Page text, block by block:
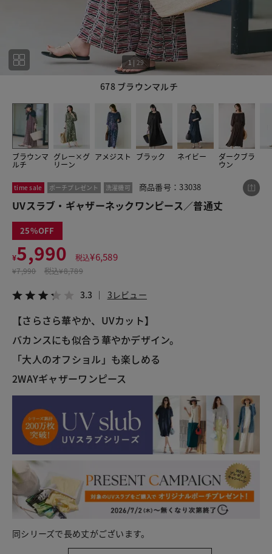
678 ブラウンマルチ
1 | 29
ブラウンマ
ルチ
グレー×グ
リーン
アメジスト ブラック ネイビー ダークブラ
ウン
time sale ポーチプレゼント 洗濯機可 商品番号：33038
UVスラブ・ギャザーネックワンピース／普通丈
25
¥5,990 税込¥6,589
¥7,990 税込¥8,789
3.3 3レビュー
【さらさら華やか、UVカット】
バカンスにも似合う華やかデザイン。
「大人のオフショル」も楽しめる
2WAYギャザーワンピース
同シリーズで長め丈がございます。
この商品をシェアする
UVスラブ・ギャザーネックワンピース／普通丈